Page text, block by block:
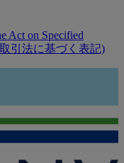
Act on Specified
取引法に基づく表記)